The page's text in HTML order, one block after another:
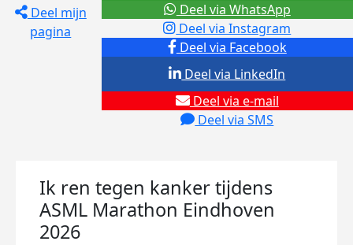
Deel mijn
pagina
Deel via Facebook
Deel via Instagram
Deel via e-mail
Deel via SMS
Deel via LinkedIn
Deel via WhatsApp
Ik ren tegen kanker tijdens
ASML Marathon Eindhoven
2026